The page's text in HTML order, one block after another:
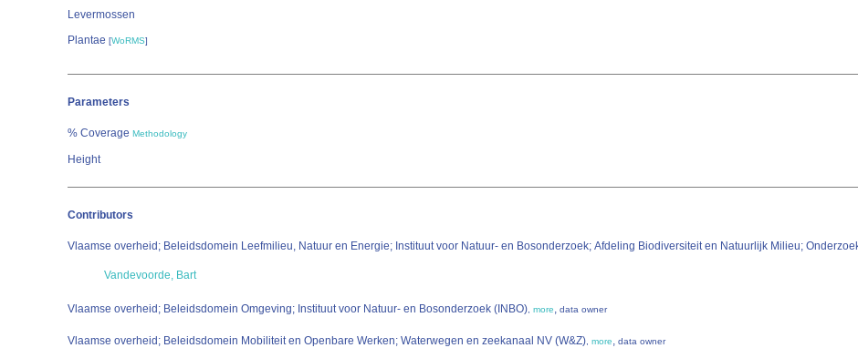
Levermossen
Plantae [WoRMS]
Parameters
% Coverage Methodology
Height
Contributors
Vlaamse overheid; Beleidsdomein Leefmilieu, Natuur en Energie; Instituut voor Natuur- en Bosonderzoek; Afdeling Biodiversiteit en Natuurlijk Milieu;
Vandevoorde, Bart
Vlaamse overheid; Beleidsdomein Omgeving; Instituut voor Natuur- en Bosonderzoek (INBO) more, data owner
Vlaamse overheid; Beleidsdomein Mobiliteit en Openbare Werken; Waterwegen en zeekanaal NV (W&Z) more, data owner